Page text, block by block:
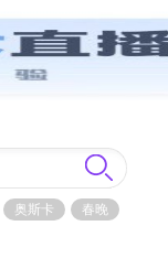
奥斯卡
春晚